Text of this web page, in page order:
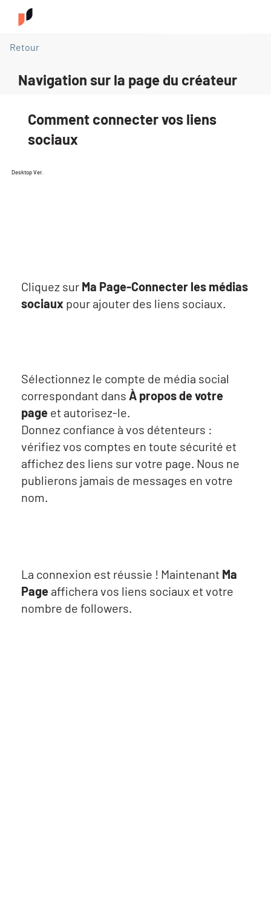
Retour
Navigation sur la page du créateur
Comment connecter vos liens
sociaux
Desktop Ver.
Cliquez sur Ma Page-Connecter les médias
sociaux pour ajouter des liens sociaux.
Sélectionnez le compte de média social
correspondant dans À propos de votre
page et autorisez-le.
Donnez confiance à vos détenteurs :
vérifiez vos comptes en toute sécurité et
affichez des liens sur votre page. Nous ne
publierons jamais de messages en votre
nom.
La connexion est réussie ! Maintenant Ma
Page affichera vos liens sociaux et votre
nombre de followers.